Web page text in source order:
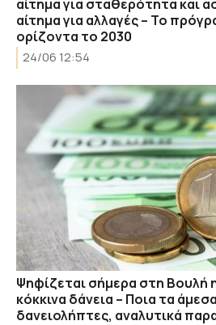
αίτημα για σταθερότητα και
αίτημα για αλλαγές – Το
ορίζοντα το 2030
24/06 12:54
Ψηφίζεται σήμερα στη Βουλή
κόκκινα δάνεια – Ποια τα
δανειολήπτες, αναλυτικά